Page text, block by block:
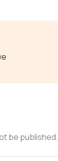
be published.